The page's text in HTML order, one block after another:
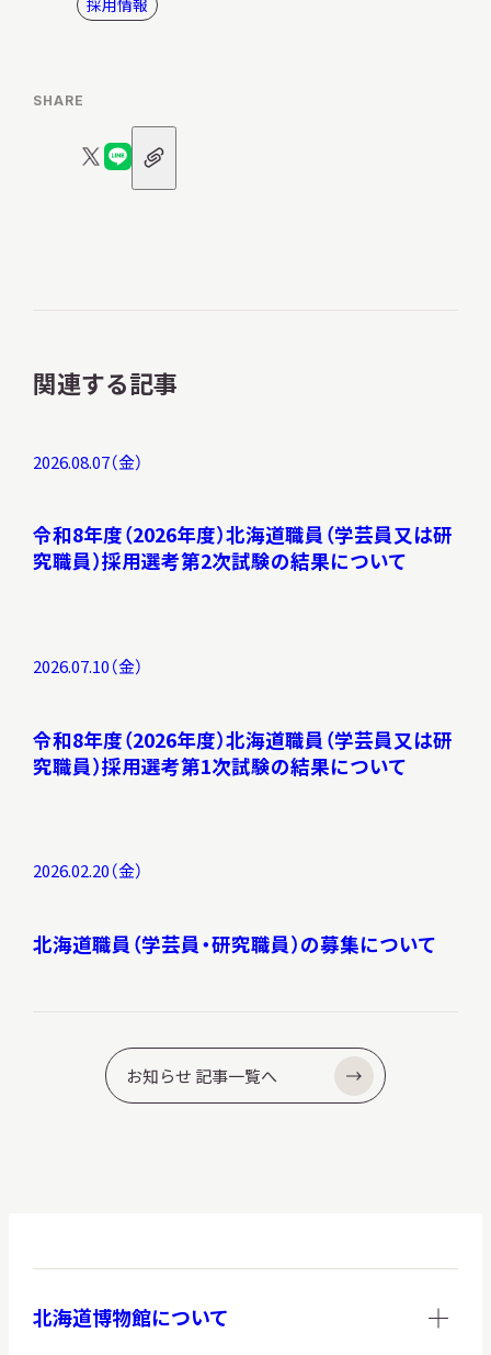
SHARE
X
LINE
URL
ア
イ
関連する記事
2026.08.07（金）
令和8年度（2026年度）北海道職員（学芸員又は研
究職員）採用選考第2次試験の結果について
2026.07.10（金）
令和8年度（2026年度）北海道職員（学芸員又は研
究職員）採用選考第1次試験の結果について
2026.02.20（金）
北海道職員（学芸員・研究職員）の募集について
お知らせ 記事一覧へ
北海道博物館について